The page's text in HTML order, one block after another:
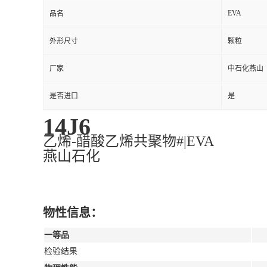
品名 EVA
外形尺寸 颗粒
厂家 中石化燕山
是否进口 是
14J6
乙烯-醋酸乙烯共聚物#|EVA
燕山石化
物性信息：
一等品
检验结果